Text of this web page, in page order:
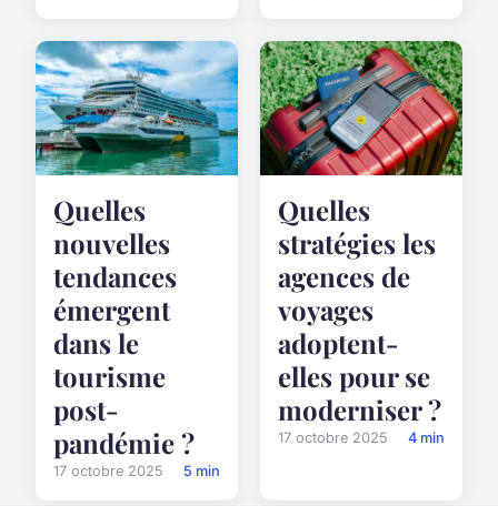
Quelles
nouvelles
tendances
émergent
dans le
tourisme
post-
pandémie ?
17 octobre 2025 5 min
Quelles
stratégies les
agences de
voyages
adoptent-
elles pour se
moderniser ?
17 octobre 2025 4 min